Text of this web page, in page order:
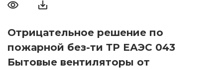
Отрицательное решение по
пожарной без-ти ТР ЕАЭС 043
Бытовые вентиляторы от